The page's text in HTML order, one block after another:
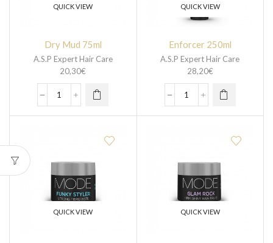
QUICK VIEW
Dry Mud 75ml
A.S.P Expert Hair Care
20,30€
QUICK VIEW
Enforcer 250ml
A.S.P Expert Hair Care
28,20€
QUICK VIEW QUICK VIEW